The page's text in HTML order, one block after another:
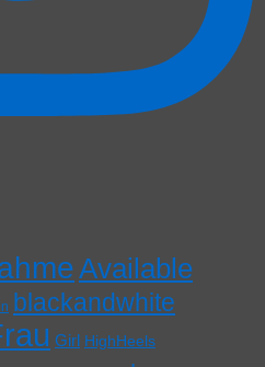
Available
blackandwhite
Girl HighHeels